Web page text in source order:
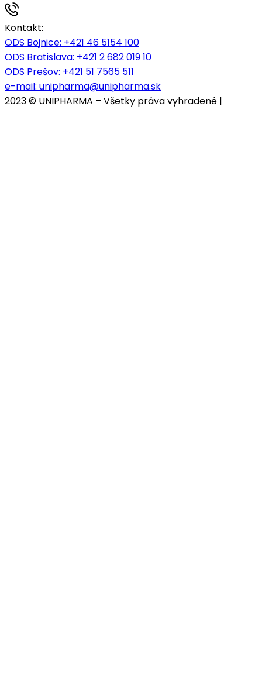
Kontakt:
ODS Bojnice: +421 46 5154 100
ODS Bratislava: +421 2 682 019 10
ODS Prešov: +421 51 7565 511
e-mail: unipharma@unipharma.sk
2023 © UNIPHARMA – Všetky práva vyhradené |